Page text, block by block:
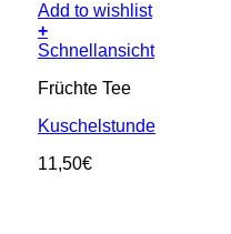
Add to wishlist
+
Schnellansicht
Früchte Tee
Kuschelstunde
11,50€